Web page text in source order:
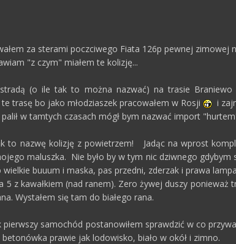
za sterami poczciwego Fiata 126p pewnej zimowej
"z czym" miałem te kolizję...
(o ile tak to można nazwać) na trasie
trasę bo jako młodziaszek pracowałem w Rosji
i
w tamtych czasach mógł bym nazwać import
to nazwę kolizję z powietrzem! Jadąc na wprost
maluszka. Nie było by w tym nic dziwnego gdybym
buuum i maska, pas przedni, zderzak i prawa
5 z kawałkiem (nad ranem). Zero żywej duszy
Wystałem się tam do białego rana.
samochód postanowiłem sprawdzić w co
prawie jak lodowisko, biało w okół i zimno.